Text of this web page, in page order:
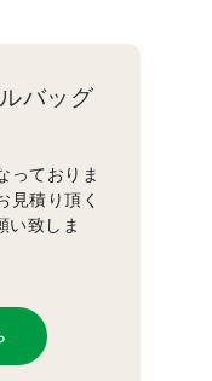
バッグ
っておりま
見積り頂く
い致しま